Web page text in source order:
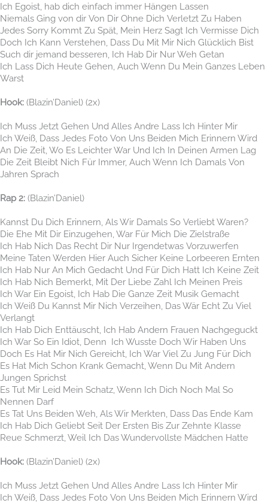
Ich Egoist, hab dich einfach immer Hängen Lassen
Niemals Ging von dir Von Dir Ohne Dich Verletzt Zu Haben
Jedes Sorry Kommt Zu Spät, Mein Herz Sagt Ich Vermisse Dich
Doch Ich Kann Verstehen, Dass Du Mit Mir Nich Glücklich Bist
Such dir jemand besseren, Ich Hab Dir Nur Weh Getan
Ich Lass Dich Heute Gehen, Auch Wenn Du Mein Ganzes Leben
Warst
Hook: (Blazin’Daniel) (2x)
Ich Muss Jetzt Gehen Und Alles Andre Lass Ich Hinter Mir
Ich Weiß, Dass Jedes Foto Von Uns Beiden Mich Erinnern Wird
An Die Zeit, Wo Es Leichter War Und Ich In Deinen Armen Lag
Die Zeit Bleibt Nich Für Immer, Auch Wenn Ich Damals Von
Jahren Sprach
Rap 2: (Blazin’Daniel)
Kannst Du Dich Erinnern, Als Wir Damals So Verliebt Waren?
Die Ehe Mit Dir Einzugehen, War Für Mich Die Zielstraße
Ich Hab Nich Das Recht Dir Nur Irgendetwas Vorzuwerfen
Meine Taten Werden Hier Auch Sicher Keine Lorbeeren Ernten
Ich Hab Nur An Mich Gedacht Und Für Dich Hatt Ich Keine Zeit
Ich Hab Nich Bemerkt, Mit Der Liebe Zahl Ich Meinen Preis
Ich War Ein Egoist, Ich Hab Die Ganze Zeit Musik Gemacht
Ich Weiß Du Kannst Mir Nich Verzeihen, Das Wär Echt Zu Viel
Verlangt
Ich Hab Dich Enttäuscht, Ich Hab Andern Frauen Nachgeguckt
Ich War So Ein Idiot, Denn Ich Wusste Doch Wir Haben Uns
Doch Es Hat Mir Nich Gereicht, Ich War Viel Zu Jung Für Dich
Es Hat Mich Schon Krank Gemacht, Wenn Du Mit Andern
Jungen Sprichst
Es Tut Mir Leid Mein Schatz, Wenn Ich Dich Noch Mal So
Nennen Darf
Es Tat Uns Beiden Weh, Als Wir Merkten, Dass Das Ende Kam
Ich Hab Dich Geliebt Seit Der Ersten Bis Zur Zehnte Klasse
Reue Schmerzt, Weil Ich Das Wundervollste Mädchen Hatte
Hook: (Blazin’Daniel) (2x)
Ich Muss Jetzt Gehen Und Alles Andre Lass Ich Hinter Mir
Ich Weiß, Dass Jedes Foto Von Uns Beiden Mich Erinnern Wird